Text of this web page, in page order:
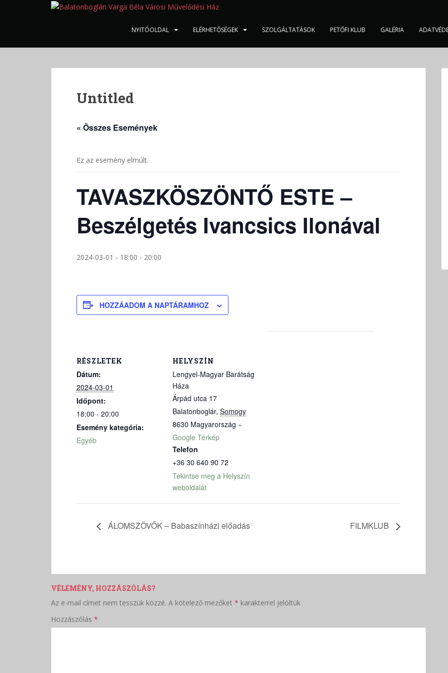
NYITÓOLDAL ELÉRHETŐSÉGEK SZOLGÁLTATÁSOK PETŐFI KLUB GALÉRIA
Untitled
« Összes Események
Ez az esemény elmúlt.
TAVASZKÖSZÖNTŐ ESTE –
Beszélgetés Ivancsics Ilonával
2024-03-01 - 18:00 - 20:00
HOZZÁADOM A NAPTÁRAMHOZ
RÉSZLETEK
Dátum:
2024-03-01
Időpont:
18:00 - 20:00
Esemény kategória:
Egyéb
HELYSZÍN
Lengyel-Magyar Barátság
Háza
Árpád utca 17
Balatonboglár, Somogy
8630 Magyarország +
Google Térkép
Telefon
+36 30 640 90 72
Tekintse meg a Helyszín
weboldalát
ÁLOMSZÖVŐK – Babaszínházi előadás FILMKLUB
VÉLEMÉNY, HOZZÁSZÓLÁS?
Az e-mail címet nem tesszük közzé. A kötelező mezőket * karakterrel jelöltük
Hozzászólás *